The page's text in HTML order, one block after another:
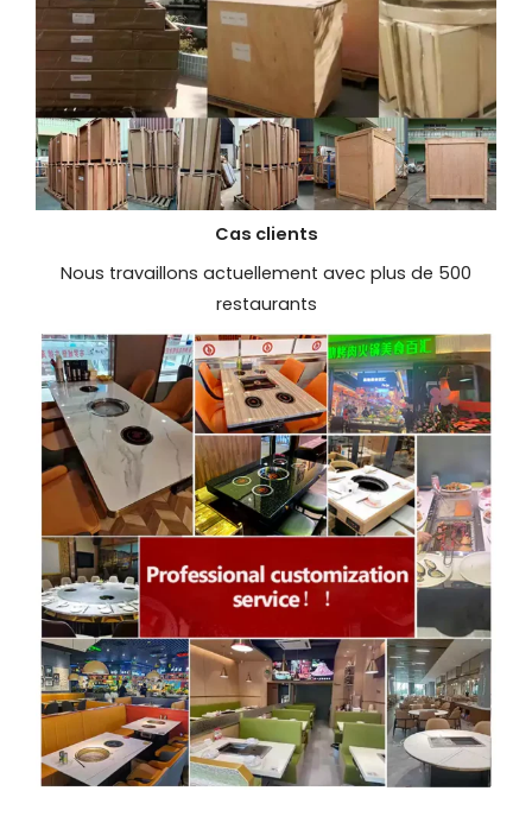
Cas clients
Nous travaillons actuellement avec plus de 500
restaurants